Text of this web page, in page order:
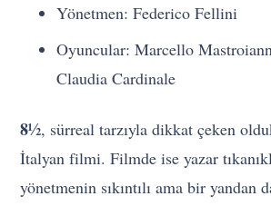
Yönetmen: Federico Fellini
Oyuncular: Marcello
Claudia Cardinale
8½, sürreal tarzıyla dikkat çeken
İtalyan filmi. Filmde ise yazar
yönetmenin sıkıntılı ama bir yandan